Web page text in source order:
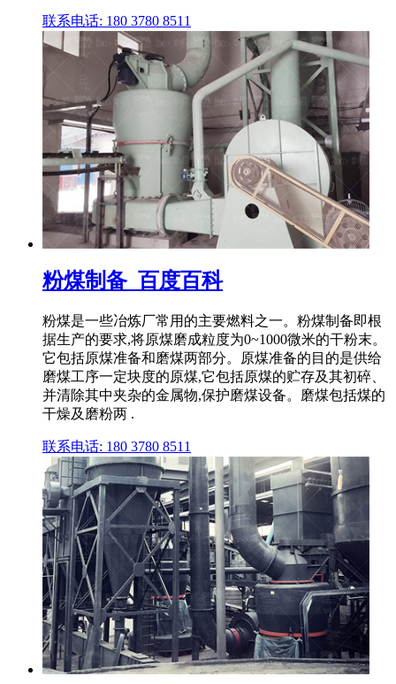
联系电话: 180 3780 8511
粉煤制备_百度百科
粉煤是一些冶炼厂常用的主要燃料之一。粉煤制备即根
据生产的要求,将原煤磨成粒度为0~1000微米的干粉末。
它包括原煤准备和磨煤两部分。原煤准备的目的是供给
磨煤工序一定块度的原煤,它包括原煤的贮存及其初碎、
并清除其中夹杂的金属物,保护磨煤设备。磨煤包括煤的
干燥及磨粉两 .
联系电话: 180 3780 8511